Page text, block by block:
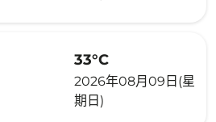
33°C
2026年08月09日(星
期日)